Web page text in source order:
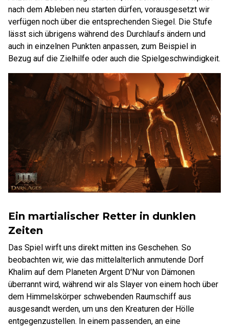
nach dem Ableben neu starten dürfen, vorausgesetzt wir
verfügen noch über die entsprechenden Siegel. Die Stufe
lässt sich übrigens während des Durchlaufs ändern und
auch in einzelnen Punkten anpassen, zum Beispiel in
Bezug auf die Zielhilfe oder auch die Spielgeschwindigkeit.
Ein martialischer Retter in dunklen
Zeiten
Das Spiel wirft uns direkt mitten ins Geschehen. So
beobachten wir, wie das mittelalterlich anmutende Dorf
Khalim auf dem Planeten Argent D'Nur von Dämonen
überrannt wird, während wir als Slayer von einem hoch über
dem Himmelskörper schwebenden Raumschiff aus
ausgesandt werden, um uns den Kreaturen der Hölle
entgegenzustellen. In einem passenden, an eine